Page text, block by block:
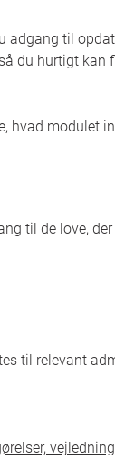
adgang til
du hurtigt kan
hvad modulet
til de love,
til relevant